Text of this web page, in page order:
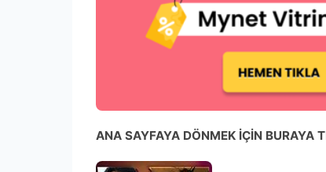
ANA SAYFAYA DÖNMEK İÇİN BURAYA